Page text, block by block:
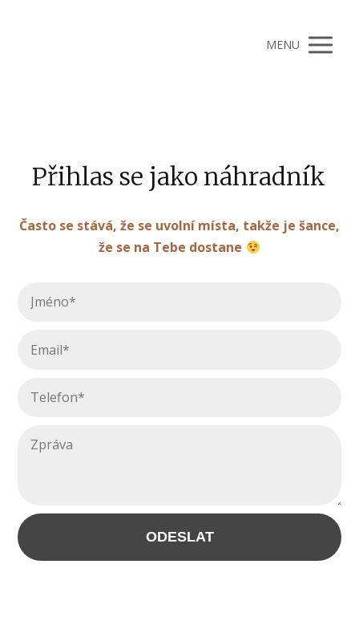
MENU
Přihlas se jako náhradník
Často se stává, že se uvolní místa, takže je šance,
že se na Tebe dostane
ODESLAT